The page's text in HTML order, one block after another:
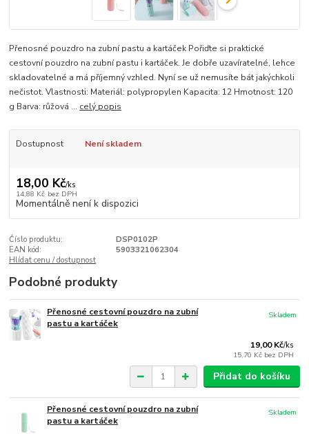
Přenosné pouzdro na zubní pastu a kartáček Pořiďte si praktické
cestovní pouzdro na zubní pastu i kartáček. Je dobře uzavíratelné, lehce
skladovatelné a má příjemný vzhled. Nyní se už nemusíte bát jakýchkoli
nečistot. Vlastnosti: Materiál: polypropylen Kapacita: 12 Hmotnost: 120
g Barva: růžová ... celý popis
Dostupnost Není skladem
18,00 Kč/ks
14,88 Kč bez DPH
Momentálně není k dispozici
Číslo produktu:
DSP0102P
EAN kód:
5903321062304
Hlídat cenu / dostupnost
Podobné produkty
Přenosné cestovní pouzdro na zubní
pastu a kartáček
19,00 Kč/ks
15,70 Kč bez DPH
Skladem
Přidat do košíku
Přenosné cestovní pouzdro na zubní
pastu a kartáček
Skladem